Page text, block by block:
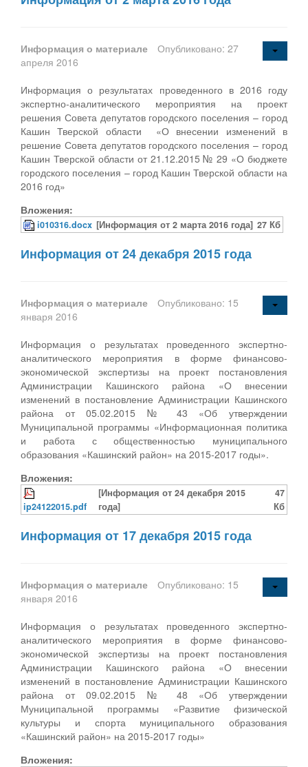
Информация о материале
Опубликовано: 27
апреля 2016
Информация о результатах проведенного в 2016 году
экспертно-аналитического мероприятия на проект
решения Совета депутатов городского поселения – город
Кашин Тверской области «О внесении изменений в
решение Совета депутатов городского поселения – город
Кашин Тверской области от 21.12.2015 № 29 «О бюджете
городского поселения – город Кашин Тверской области на
2016 год»
Вложения:
i010316.docx [Информация от 2 марта 2016 года] 27 Кб
Информация от 24 декабря 2015 года
Информация о материале
Опубликовано: 15
января 2016
Информация о результатах проведенного экспертно-
аналитического мероприятия в форме финансово-
экономической экспертизы на проект постановления
Администрации Кашинского района «О внесении
изменений в постановление Администрации Кашинского
района от 05.02.2015 № 43 «Об утверждении
Муниципальной программы «Информационная политика
и работа с общественностью муниципального
образования «Кашинский район» на 2015-2017 годы».
Вложения:
ip24122015.pdf
[Информация от 24 декабря 2015
года]
47
Кб
Информация от 17 декабря 2015 года
Информация о материале
Опубликовано: 15
января 2016
Информация о результатах проведенного экспертно-
аналитического мероприятия в форме финансово-
экономической экспертизы на проект постановления
Администрации Кашинского района «О внесении
изменений в постановление Администрации Кашинского
района от 09.02.2015 № 48 «Об утверждении
Муниципальной программы «Развитие физической
культуры и спорта муниципального образования
«Кашинский район» на 2015-2017 годы»
Вложения: